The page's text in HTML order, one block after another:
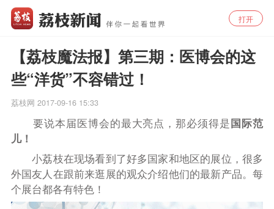
打开
【荔枝魔法报】第三期：医博会的这
些“洋货”不容错过！
荔枝网 2017-09-16 15:33
要说本届医博会的最大亮点，那必须得是国际范
儿！
小荔枝在现场看到了好多国家和地区的展位，很多
外国友人在跟前来逛展的观众介绍他们的最新产品。每
个展台都各有特色！